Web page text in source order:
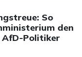
So
den
AfD-Politiker